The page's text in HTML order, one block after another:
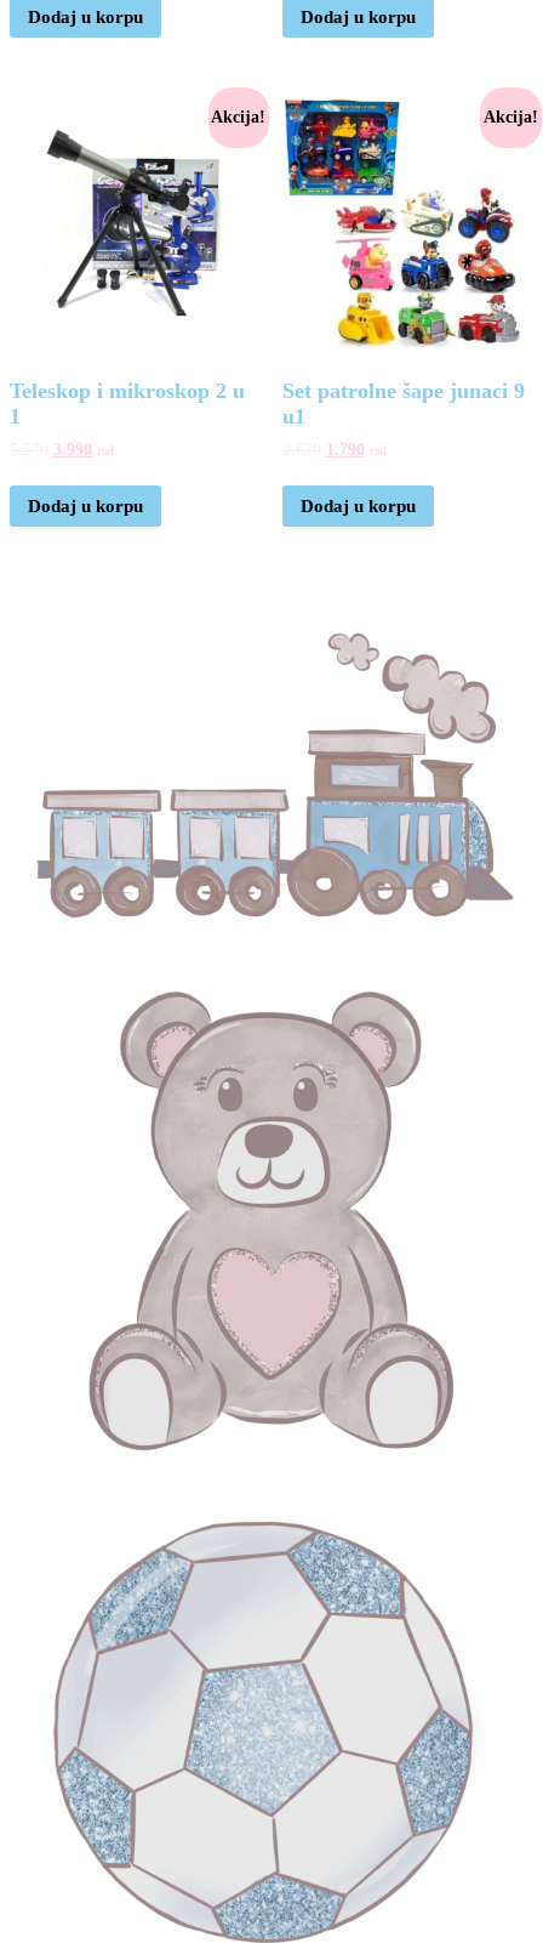
Dodaj u korpu Dodaj u korpu
Akcija!
Teleskop i mikroskop 2 u
1
3.990 rsd
Dodaj u korpu
Akcija!
Set patrolne šape junaci 9
u1
1.790 rsd
Dodaj u korpu